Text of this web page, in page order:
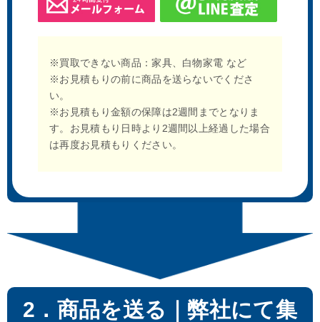
※買取できない商品：家具、白物家電 など
※お見積もりの前に商品を送らないでくださ
い。
※お見積もり金額の保障は2週間までとなりま
す。お見積もり日時より2週間以上経過した場合
は再度お見積もりください。
2．商品を送る｜弊社にて集